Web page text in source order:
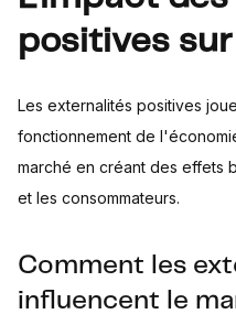
positives
Les externalités positives
fonctionnement de
marché en créant des effets
et les consommateurs.
Comment les
influencent le